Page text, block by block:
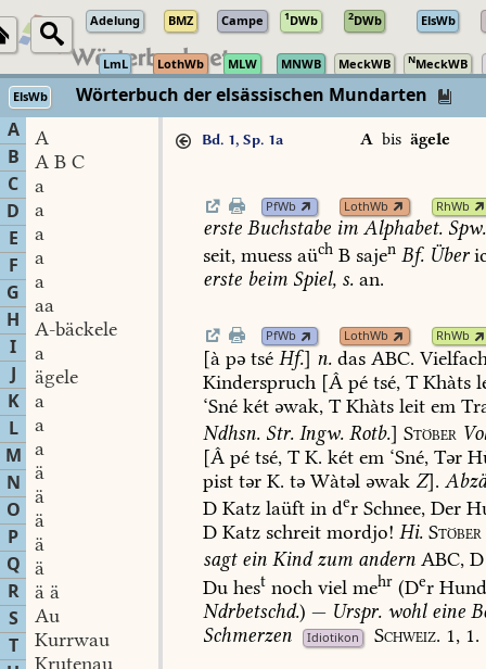
Adelung BMZ Campe 1DWb 2DWb ElsWb
LmL LothWb MLW MNWB MeckWB NMeckWB
ElsWb
Wörterbuch der elsässischen Mundarten
A
B
C
D
E
F
G
H
I
J
K
L
M
N
O
P
Q
R
S
T
A
A B C
a
a
a
a
a
aa
A-bäckele
a
ägele
a
a
a
ä
ä
ä
ä
ä
ä ä
Au
Kurrwau
Krutenau
Bd. 1, Sp. 1a Abis ägele
PfWb LothWb RhWb
erste Buchstabe im Alphabet. Spw.
seit, muess aüch B sajen Bf. Über
erste beim Spiel, s. an.
PfWb LothWb RhWb
[à pə tsé Hf.] n. das ABC.
Kinderspruch [Â pé tsé, TKhàts
‘Sné két əwak, TKhàts leit em
Ndhsn. Str. Ingw. Rotb.] Stöber
[Â pé tsé, TK. két em ‘Sné, Tər
pist tər K. tə Wàtəl əwak Z].
D Katz laüft in der Schnee, Der
D Katz schreit mordjo! Hi. Stöber
sagtein Kindzum andern ABC, D
Du hest noch viel mehr (Der
Ndrbetschd.) — Urspr. wohleine
Schmerzen
Idiotikon Schweiz. 1,1.